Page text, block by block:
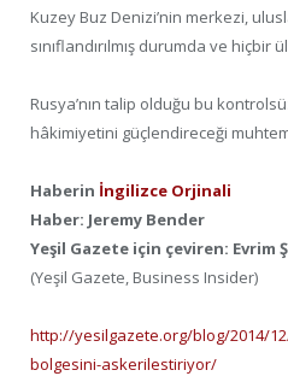
Kuzey Buz Denizi’nin merkezi,
sınıflandırılmış durumda ve
Rusya’nın talip olduğu bu
hâkimiyetini güçlendireceği
Haberin İngilizce Orjinali
Haber: Jeremy Bender
Yeşil Gazete için çeviren: Evrim
(Yeşil Gazete, Business Insider)
http://yesilgazete.org/blog/2014/
bolgesini-askerilestiriyor/